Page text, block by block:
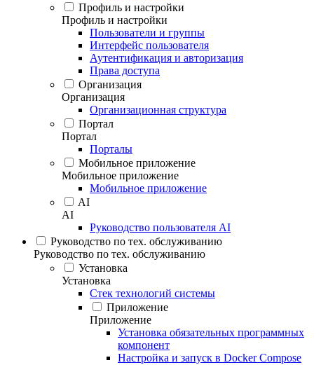
Профиль и настройки
Профиль и настройки
Пользователи и группы
Интерфейс пользователя
Аутентификация и авторизация
Права доступа
Организация
Организация
Организационная структура
Портал
Портал
Порталы
Мобильное приложение
Мобильное приложение
Мобильное приложение
AI
AI
Руководство пользователя AI
Руководство по тех. обслуживанию
Руководство по тех. обслуживанию
Установка
Установка
Стек технологий системы
Приложение
Приложение
Установка обязательных программных
компонент
Настройка и запуск в Docker Compose